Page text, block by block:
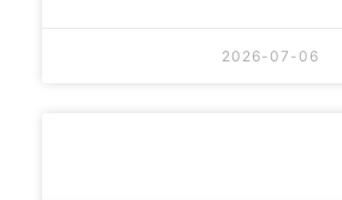
2026-07-06